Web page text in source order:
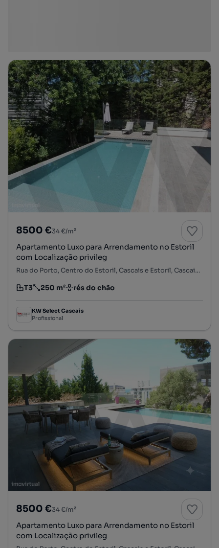
8500 €34 €/m²
Apartamento Luxo para Arrendamento no Estoril
com Localização privileg
Rua do Porto, Centro do Estoril, Cascais e Estoril, Cascais, Lisboa
Tipologia
T3
Preço por metro quadrado
250 m²
Andar rés do chão
KW Select Cascais
Profissional
8500 €34 €/m²
Apartamento Luxo para Arrendamento no Estoril
com Localização privileg